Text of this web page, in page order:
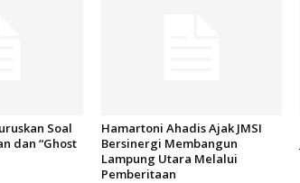
Soal
dan “Ghost
Hamartoni Ahadis Ajak JMSI
Bersinergi Membangun
Lampung Utara Melalui
Pemberitaan